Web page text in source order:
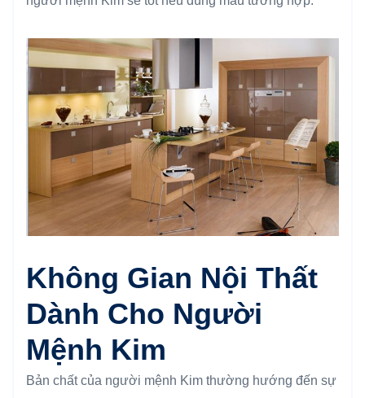
Không Gian Nội Thất
Dành Cho Người
Mệnh Kim
Bản chất của người mệnh Kim thường hướng đến sự